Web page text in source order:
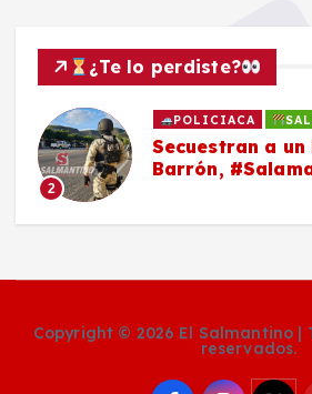
¿Te lo perdiste?
2
POLICIACA
Secuestran a un
Barrón,
Copyright © 2026 El Salmantino |
reservados.